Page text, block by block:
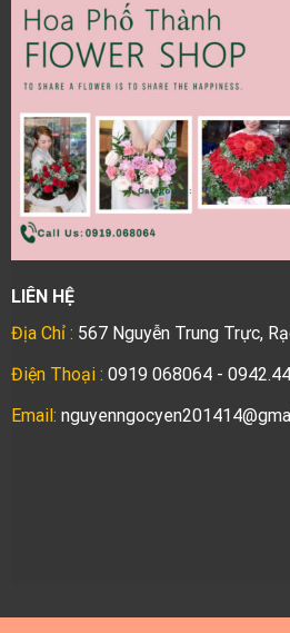
LIÊN HỆ
Địa Chỉ : 567 Nguyễn Trung Trực,
Điện Thoại : 0919 068064 -
Email: